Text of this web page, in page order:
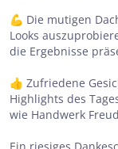
💪 Die mutigen
Looks
die Ergebnisse
👍 Zufriedene
Highlights des
wie Handwerk